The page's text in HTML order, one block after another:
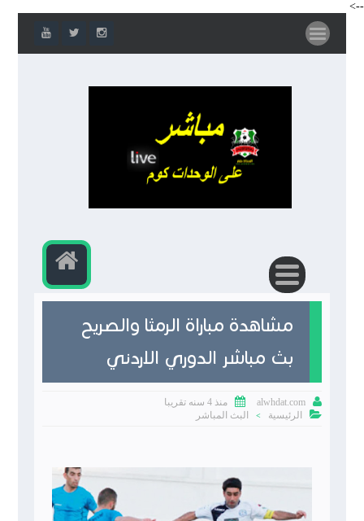
-->
مشاهدة مباراة الرمثا والصريح
بث مباشر الدوري الاردني

alwhdat.com

منذ 4 سنه تقريبا

الرئيسية > البث المباشر